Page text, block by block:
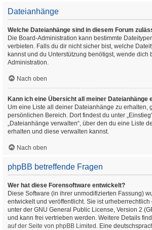
Dateianhänge
Welche Dateianhänge sind in diesem Forum
Die Board-Administration kann bestimmte
verbieten. Falls du dir nicht sicher bist, welche
kannst und du Unterstützung benötigst, wende dich
Administration.
Nach oben
Kann ich eine Übersicht all meiner Dateianhänge
Um eine Liste all deiner Dateianhänge zu erhalten,
persönlichen Bereich. Dort findest du unter
„Dateianhänge verwalten“, über den du eine Liste
erhalten und diese verwalten kannst.
Nach oben
phpBB betreffende Fragen
Wer hat diese Forensoftware entwickelt?
Diese Software (in ihrer unmodifizierten Fassung)
entwickelt und veröffentlicht. Sie ist urheberrechtlich
unter der GNU General Public License, Version 2
und kann frei vertrieben werden. Weitere Details
auf der Seite von phpBB Limited . Eine